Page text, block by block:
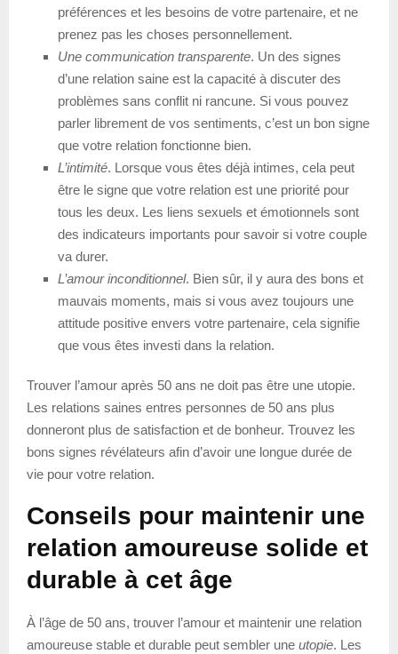
préférences et les besoins de votre partenaire, et ne
prenez pas les choses personnellement.
Une communication transparente. Un des signes
d’une relation saine est la capacité à discuter des
problèmes sans conflit ni rancune. Si vous pouvez
parler librement de vos sentiments, c’est un bon signe
que votre relation fonctionne bien.
L’intimité. Lorsque vous êtes déjà intimes, cela peut
être le signe que votre relation est une priorité pour
tous les deux. Les liens sexuels et émotionnels sont
des indicateurs importants pour savoir si votre couple
va durer.
L’amour inconditionnel. Bien sûr, il y aura des bons et
mauvais moments, mais si vous avez toujours une
attitude positive envers votre partenaire, cela signifie
que vous êtes investi dans la relation.
Trouver l’amour après 50 ans ne doit pas être une utopie.
Les relations saines entres personnes de 50 ans plus
donneront plus de satisfaction et de bonheur. Trouvez les
bons signes révélateurs afin d’avoir une longue durée de
vie pour votre relation.
Conseils pour maintenir une
relation amoureuse solide et
durable à cet âge
À l’âge de 50 ans, trouver l’amour et maintenir une relation
amoureuse stable et durable peut sembler une utopie. Les